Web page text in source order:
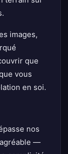
images,
que
vous
en soi.
nos
—